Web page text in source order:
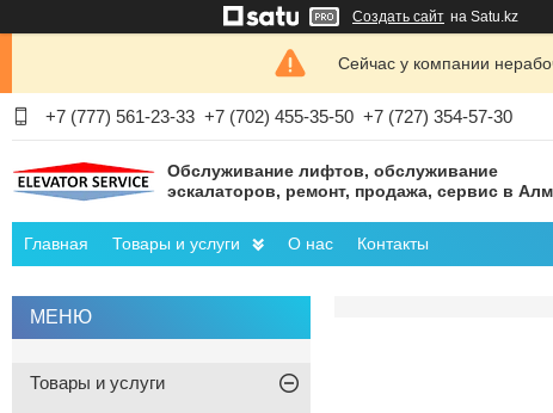
Создать сайт на Satu.kz
Сейчас у компании
+7 (777) 561-23-33 +7 (702) 455-35-50 +7 (727) 354-57-30
Обслуживание лифтов, обслуживание
эскалаторов, ремонт, продажа, сервис в
Главная Товары и услуги О нас Контакты
Товары и услуги